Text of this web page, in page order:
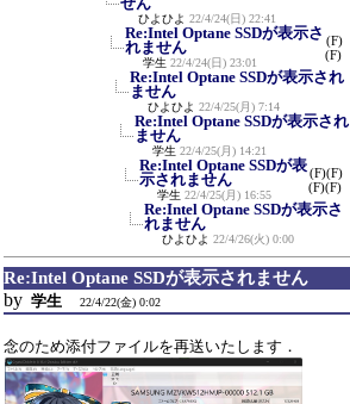
ひよひよ 22/4/24(日) 22:41
Re:Intel Optane SSDが表示さ
れません
学生 22/4/24(日) 23:01
(F)
(F)
Re:Intel Optane SSDが表示され
ません
ひよひよ 22/4/25(月) 7:14
Re:Intel Optane SSDが表示され
ません
学生 22/4/25(月) 14:21
Re:Intel Optane SSDが表
示されません
学生 22/4/25(月) 16:55
(F)(F)
(F)(F)
Re:Intel Optane SSDが表示さ
れません
ひよひよ 22/4/26(火) 0:00
Re:Intel Optane SSDが表示されません
by 学生 22/4/22(金) 0:02
念のため添付ファイルを再送いたします．